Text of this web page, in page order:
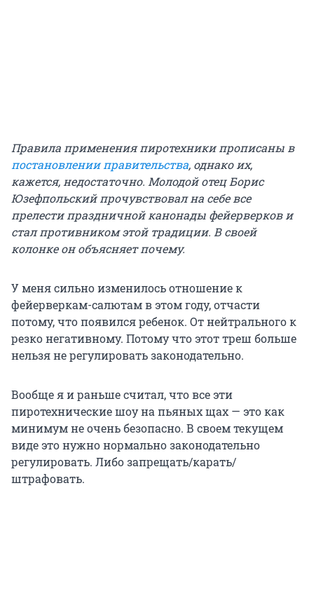
Правила применения пиротехники прописаны в
постановлении правительства, однако их,
кажется, недостаточно. Молодой отец Борис
Юзефпольский прочувствовал на себе все
прелести праздничной канонады фейерверков и
стал противником этой традиции. В своей
колонке он объясняет почему.
У меня сильно изменилось отношение к
фейерверкам-салютам в этом году, отчасти
потому, что появился ребенок. От нейтрального к
резко негативному. Потому что этот треш больше
нельзя не регулировать законодательно.
Вообще я и раньше считал, что все эти
пиротехнические шоу на пьяных щах — это как
минимум не очень безопасно. В своем текущем
виде это нужно нормально законодательно
регулировать. Либо запрещать/карать/
штрафовать.